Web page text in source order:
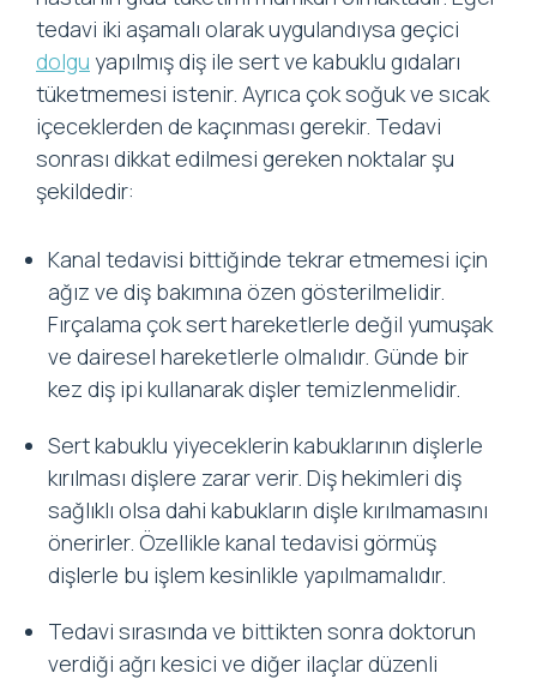
tedavi iki aşamalı olarak uygulandıysa geçici
dolgu yapılmış diş ile sert ve kabuklu gıdaları
tüketmemesi istenir. Ayrıca çok soğuk ve sıcak
içeceklerden de kaçınması gerekir. Tedavi
sonrası dikkat edilmesi gereken noktalar şu
şekildedir:
Kanal tedavisi bittiğinde tekrar etmemesi için
ağız ve diş bakımına özen gösterilmelidir.
Fırçalama çok sert hareketlerle değil yumuşak
ve dairesel hareketlerle olmalıdır. Günde bir
kez diş ipi kullanarak dişler temizlenmelidir.
Sert kabuklu yiyeceklerin kabuklarının dişlerle
kırılması dişlere zarar verir. Diş hekimleri diş
sağlıklı olsa dahi kabukların dişle kırılmamasını
önerirler. Özellikle kanal tedavisi görmüş
dişlerle bu işlem kesinlikle yapılmamalıdır.
Tedavi sırasında ve bittikten sonra doktorun
verdiği ağrı kesici ve diğer ilaçlar düzenli